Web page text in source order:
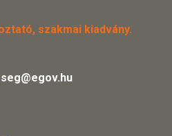
szakmai kiadvány.